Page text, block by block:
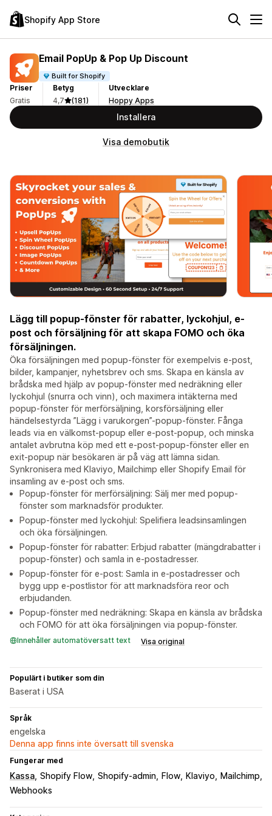
Shopify App Store
Email PopUp & Pop Up Discount
Built for Shopify
Priser
Gratis
Betyg
4,7
(181)
Utvecklare
Hoppy Apps
Installera
Visa demobutik
Lägg till popup-fönster för rabatter, lyckohjul, e-
post och försäljning för att skapa FOMO och öka
försäljningen.
Öka försäljningen med popup-fönster för exempelvis e-post,
bilder, kampanjer, nyhetsbrev och sms. Skapa en känsla av
brådska med hjälp av popup-fönster med nedräkning eller
lyckohjul (snurra och vinn), och maximera intäkterna med
popup-fönster för merförsäljning, korsförsäljning eller
händelsestyrda ”Lägg i varukorgen”-popup-fönster. Fånga
leads via en välkomst-popup eller e-post-popup, och minska
antalet avbrutna köp med ett e-post-popup-fönster eller en
exit-popup när besökaren är på väg att lämna sidan.
Synkronisera med Klaviyo, Mailchimp eller Shopify Email för
insamling av e-post och sms.
Popup-fönster för merförsäljning: Sälj mer med popup-
fönster som marknadsför produkter.
Popup-fönster med lyckohjul: Spelifiera leadsinsamlingen
och öka försäljningen.
Popup-fönster för rabatter: Erbjud rabatter (mängdrabatter i
popup-fönster) och samla in e-postadresser.
Popup-fönster för e-post: Samla in e-postadresser och
bygg upp e-postlistor för att marknadsföra reor och
erbjudanden.
Popup-fönster med nedräkning: Skapa en känsla av brådska
och FOMO för att öka försäljningen via popup-fönster.
Innehåller automatöversatt text Visa original
Populärt i butiker som din
Baserat i USA
Språk
engelska
Denna app finns inte översatt till svenska
Fungerar med
Kassa Shopify Flow Shopify-admin Flow Klaviyo
Mailchimp
Webhooks